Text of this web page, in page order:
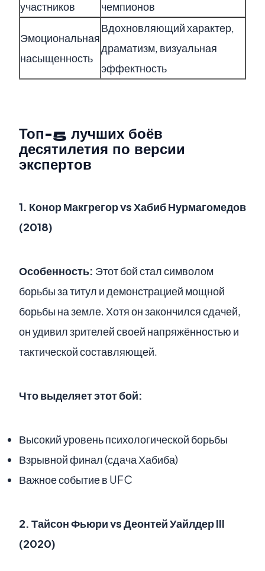
участников чемпионов
Эмоциональная
насыщенность
Вдохновляющий характер,
драматизм, визуальная
эффектность
Топ-5 лучших боёв
десятилетия по версии
экспертов
1. Конор Макгрегор vs Хабиб Нурмагомедов
(2018)
Особенность: Этот бой стал символом
борьбы за титул и демонстрацией мощной
борьбы на земле. Хотя он закончился сдачей,
он удивил зрителей своей напряжённостью и
тактической составляющей.
Что выделяет этот бой:
Высокий уровень психологической борьбы
Взрывной финал (сдача Хабиба)
Важное событие в UFC
2. Тайсон Фьюри vs Деонтей Уайлдер III
(2020)